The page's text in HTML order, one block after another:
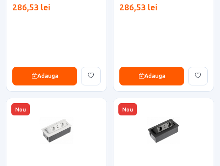
286,53 lei
Adauga
286,53 lei
Adauga
Nou Nou